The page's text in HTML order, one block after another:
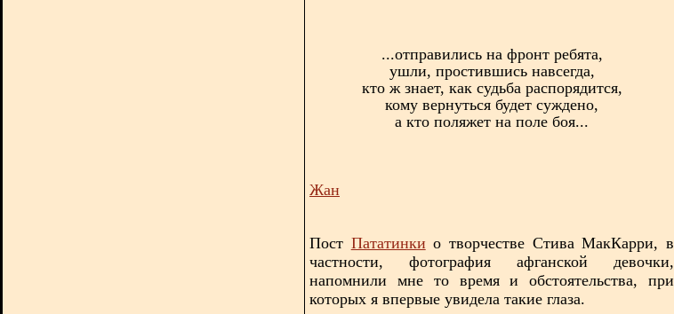
...отправились на фронт ребята,
ушли, простившись навсегда,
кто ж знает, как судьба распорядится,
кому вернуться будет суждено,
а кто поляжет на поле боя...
Жан
Пост Пататинки о творчестве Стива МакКарри, в
частности, фотография афганской девочки,
напомнили мне то время и обстоятельства, при
которых я впервые увидела такие глаза.